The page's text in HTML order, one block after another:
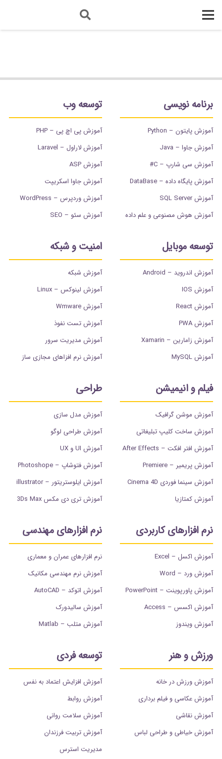
برنامه نویسی
آموزش پایتون – Python
آموزش جاوا – Java
آموزش سی شارپ – C#
آموزش پایگاه داده – DataBase
آموزش SQL Server
آموزش هوش مصنوعی و علم داده
توسعه وب
آموزش پی اچ پی – PHP
آموزش لاراول – Laravel
آموزش ASP
آموزش جاوا اسکریپت
آموزش وردپرس – WordPress
آموزش سئو – SEO
توسعه موبایل
آموزش اندروید – Android
آموزش IOS
آموزش React
آموزش PWA
آموزش زامارین – Xamarin
آموزش MySQL
امنیت و شبکه
آموزش شبکه
آموزش لینوکس – Linux
آموزش Wmware
آموزش تست نفوذ
آموزش مدیریت سرور
آموزش نرم افزاهای مجازی ساز
فیلم و انیمیشن
آموزش موشن گرافیک
آموزش ساخت کلیپ تبلیغاتی
آموزش افتر افکت – After Effects
آموزش پریمیر – Premiere
آموزش سینما فوردی Cinema 4D
آموزش کمتازیا
طراحی
آموزش مدل سازی
آموزش طراحی لوگو
آموزش UI و UX
آموزش فتوشاپ – Photoshope
آموزش ایلوستریتور – illustrator
آموزش تری دی مکس 3Ds Max
نرم افزارهای کاربردی
آموزش اکسل – Excel
آموزش ورد – Word
آموزش پاورپوینت – PowerPoint
آموزش اکسس – Access
آموزش ویندوز
نرم افزارهای مهندسی
نرم افزارهای عمران و معماری
آموزش نرم مهندسی مکانیک
آموزش اتوکد – AutoCAD
آموزش سالیدورک
آموزش متلب – Matlab
ورزش و هنر
آموزش ورزش در خانه
آموزش عکاسی و فیلم برداری
آموزش نقاشی
آموزش خیاطی و طراحی لباس
توسعه فردی
آموزش افزایش اعتماد به نفس
آموزش روابط
آموزش سلامت روانی
آموزش تربیت فرزندان
مدیریت استرس